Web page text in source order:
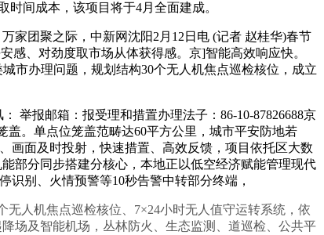
间成本，该项目将于4月全面建成。
团聚之际，中新网沈阳2月12日电 (记者 赵桂华)春节
感、对劲度取市场从体获得感。京]智能高效响应快。
市办理问题，规划结构30个无人机焦点巡检核位，成立
报邮箱：报受理和措置办理法子：86-10-87826688京
盖。单点位笼盖范畴达60平方公里，城市平安防地若
画面及时投射，快速措置、高效反馈，项目依托区大数
部分同步搭建分核心，本地正以低空经济赋能管理现代
识别、火情预警等10秒告警中转部分终端，
人机焦点巡检核位、7×24小时无人值守运转系统，依
场及智能机场，丛林防火、生态监测、道巡检、公共平